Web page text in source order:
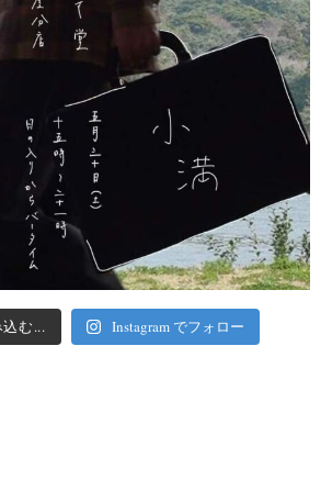
む... Instagram でフォロー